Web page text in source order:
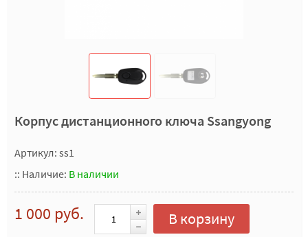
Корпус дистанционного ключа Ssangyong
Артикул: ss1
:: Наличие: В наличии
1 000 руб. В корзину